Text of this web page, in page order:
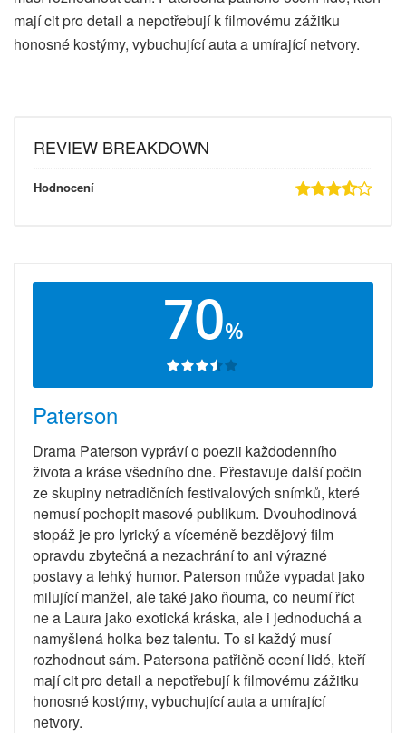
mají cit pro detail a nepotřebují k filmovému zážitku
honosné kostýmy, vybuchující auta a umírající netvory.
REVIEW BREAKDOWN
Hodnocení
70%
Paterson
Drama Paterson vypráví o poezii každodenního
života a kráse všedního dne. Přestavuje další počin
ze skupiny netradičních festivalových snímků, které
nemusí pochopit masové publikum. Dvouhodinová
stopáž je pro lyrický a víceméně bezdějový film
opravdu zbytečná a nezachrání to ani výrazné
postavy a lehký humor. Paterson může vypadat jako
milující manžel, ale také jako ňouma, co neumí říct
ne a Laura jako exotická kráska, ale i jednoduchá a
namyšlená holka bez talentu. To si každý musí
rozhodnout sám. Patersona patřičně ocení lidé, kteří
mají cit pro detail a nepotřebují k filmovému zážitku
honosné kostýmy, vybuchující auta a umírající
netvory.